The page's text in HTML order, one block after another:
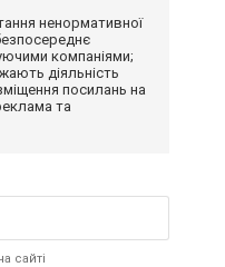
ненормативної
компаніями;
діяльність
посилань на
та
сайті